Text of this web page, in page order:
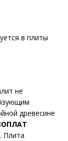
в плиты
не
древесине
Плита